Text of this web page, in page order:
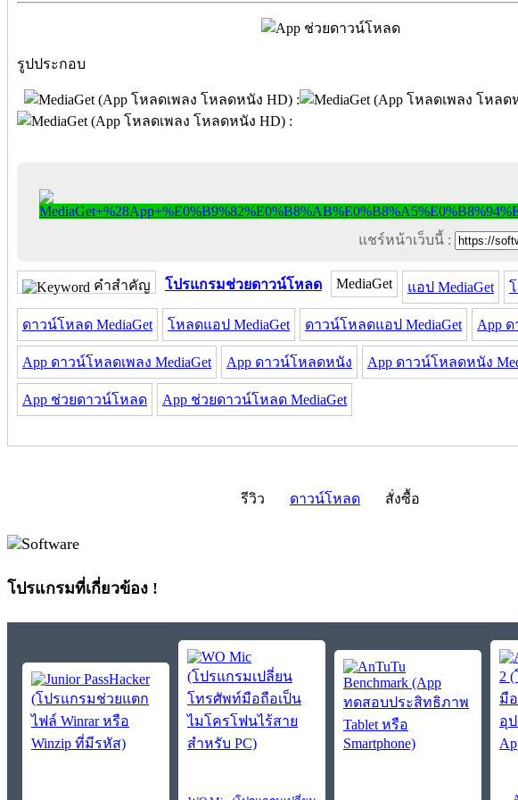
รูปประกอบ
แชร์หน้าเว็บนี้ :
คำสำคัญ โปรแกรมช่วยดาวน์โหลด MediaGet แอป MediaGet
ดาวน์โหลด MediaGet โหลดแอป MediaGet ดาวน์โหลดแอป MediaGet App
App ดาวน์โหลดเพลง MediaGet App ดาวน์โหลดหนัง App ดาวน์โหลดหนัง
App ช่วยดาวน์โหลด App ช่วยดาวน์โหลด MediaGet
รีวิว ดาวน์โหลด สั่งซื้อ
โปรแกรมที่เกี่ยวข้อง !